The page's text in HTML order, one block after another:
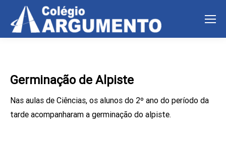
Germinação de Alpiste
Nas aulas de Ciências, os alunos do 2º ano do período da
tarde acompanharam a germinação do alpiste.